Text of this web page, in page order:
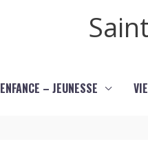
ENFANCE – JEUNESSE